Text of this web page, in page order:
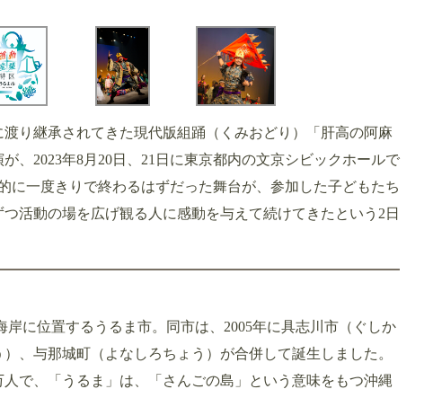
り継承されてきた現代版組踊（くみおどり）「肝高の阿麻
、2023年8月20日、21日に東京都内の文京シビックホールで
に一度きりで終わるはずだった舞台が、参加した子どもたち
活動の場を広げ観る人に感動を与えて続けてきたという2日
に位置するうるま市。同市は、2005年に具志川市（ぐしか
、与那城町（よなしろちょう）が合併して誕生しました。
で、「うるま」は、「さんごの島」という意味をもつ沖縄